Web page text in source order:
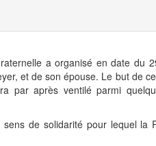
a organisé en date du
et de son épouse. Le but de
par après ventilé parmi
de solidarité pour lequel la